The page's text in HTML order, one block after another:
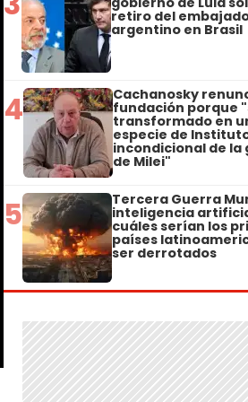
retiro del
argentino en Brasil
4 Cachanosky
fundación porque
transformado en
especie de
incondicional de la
de Milei"
5 Tercera Guerra
inteligencia
cuáles serían los
países
ser derrotados